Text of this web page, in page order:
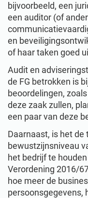
bijvoorbeeld, een
een auditor (of
en
of haar taken goed
Audit en
de FG betrokken is
beoordelingen,
deze zaak zullen,
een paar van deze
Daarnaast, is het de
bewustzijnsniveau
het bedrijf te
Verordening 2016/
hoe meer de
persoonsgegevens,